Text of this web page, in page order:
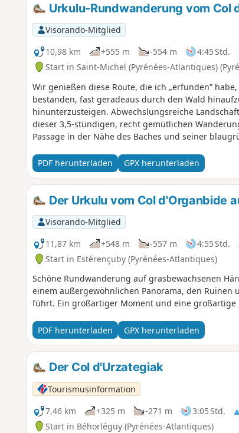
Urkulu-Rundwanderung vom Col
Visorando-Mitglied
10,98 km
+555 m -554 m 4:45 Std.
Start in Saint-Michel (Pyrénées-Atlantiques)
Wir genießen diese Route, die ich „erfunden”
bestanden, fast geradeaus durch den Wald
hinunterzusteigen. Abwechslungsreiche
dieser 3,5-stündigen, recht gemütlichen
Passage in der Nähe des Baches und seiner
hier Zeit lassen, Sportbegeisterte sollten lieber
PDF herunterladen GPX herunterladen
Der Urkulu vom Col d'Organbide
Visorando-Mitglied
11,87 km
+548 m -557 m 4:55 Std.
Start in Estérençuby (Pyrénées-Atlantiques)
Schöne Rundwanderung auf grasbewachsenen
einem außergewöhnlichen Panorama, den Ruinen
PDF herunterladen GPX herunterladen
Der Col d'Urzategiak
Tourismusinformation
7,46 km
+325 m -271 m 3:05 Std.
Start in Béhorléguy (Pyrénées-Atlantiques)